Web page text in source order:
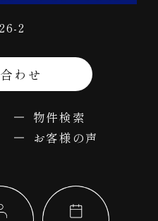
2
わせ
物件検索
お客様の声